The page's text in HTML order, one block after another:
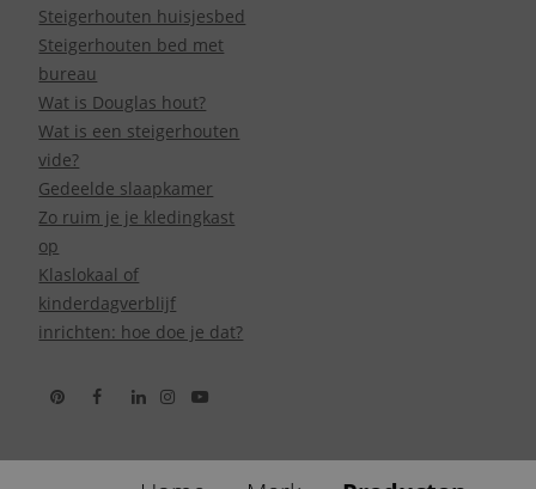
Steigerhouten huisjesbed
Steigerhouten bed met
bureau
Wat is Douglas hout?
Wat is een steigerhouten
vide?
Gedeelde slaapkamer
Zo ruim je je kledingkast
op
Klaslokaal of
kinderdagverblijf
inrichten: hoe doe je dat?